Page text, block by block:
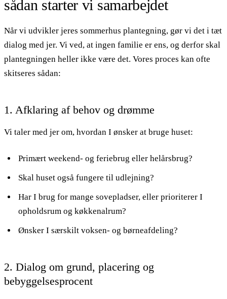
sådan starter vi samarbejdet
Når vi udvikler jeres sommerhus plantegning, gør vi det i tæt
dialog med jer. Vi ved, at ingen familie er ens, og derfor skal
plantegningen heller ikke være det. Vores proces kan ofte
skitseres sådan:
1. Afklaring af behov og drømme
Vi taler med jer om, hvordan I ønsker at bruge huset:
Primært weekend- og feriebrug eller helårsbrug?
Skal huset også fungere til udlejning?
Har I brug for mange sovepladser, eller prioriterer I
opholdsrum og køkkenalrum?
Ønsker I særskilt voksen- og børneafdeling?
2. Dialog om grund, placering og
bebyggelsesprocent